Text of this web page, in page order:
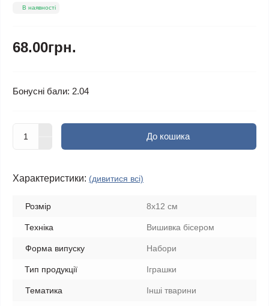
В наявності
68.00грн.
Бонусні бали: 2.04
До кошика
Характеристики: (дивитися всі)
Розмір 8х12 см
Техніка Вишивка бісером
Форма випуску Набори
Тип продукції Іграшки
Тематика Інші тварини